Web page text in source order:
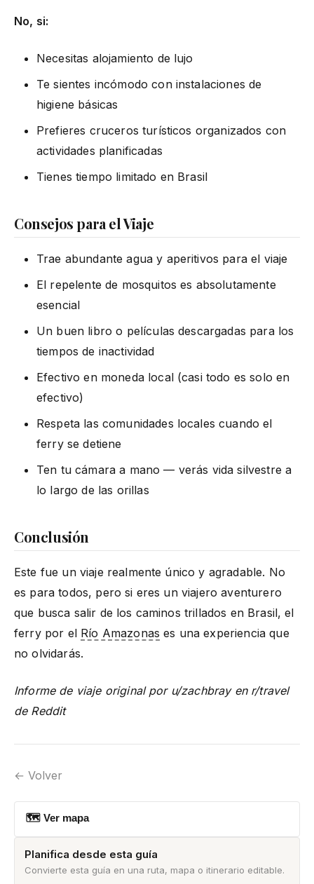
No, si:
Necesitas alojamiento de lujo
Te sientes incómodo con instalaciones de
higiene básicas
Prefieres cruceros turísticos organizados con
actividades planificadas
Tienes tiempo limitado en Brasil
Consejos para el Viaje
Trae abundante agua y aperitivos para el viaje
El repelente de mosquitos es absolutamente
esencial
Un buen libro o películas descargadas para los
tiempos de inactividad
Efectivo en moneda local (casi todo es solo en
efectivo)
Respeta las comunidades locales cuando el
ferry se detiene
Ten tu cámara a mano — verás vida silvestre a
lo largo de las orillas
Conclusión
Este fue un viaje realmente único y agradable. No
es para todos, pero si eres un viajero aventurero
que busca salir de los caminos trillados en Brasil, el
ferry por el Río Amazonas es una experiencia que
no olvidarás.
Informe de viaje original por u/zachbray en r/travel
de Reddit
← Volver
🗺 Ver mapa
Planifica desde esta guía
Convierte esta guía en una ruta, mapa o itinerario editable.